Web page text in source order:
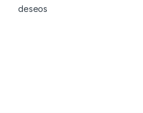
deseos